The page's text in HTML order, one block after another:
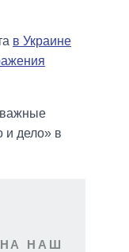
в Украине
и дело» в
НАШ